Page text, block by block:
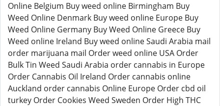
Online Belgium Buy weed online Birmingham Buy
Weed Online Denmark Buy weed online Europe Buy
Weed Online Germany Buy Weed Online Greece Buy
Weed online Ireland Buy weed online Saudi Arabia mail
order marijuana mail Order weed online USA Order
Bulk Tin Weed Saudi Arabia order cannabis in Europe
Order Cannabis Oil Ireland Order cannabis online
Auckland order cannabis Online Europe Order cbd oil
turkey Order Cookies Weed Sweden Order High THC